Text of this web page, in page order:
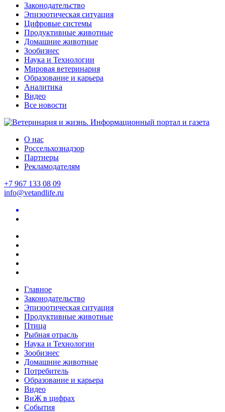
Законодательство
Эпизоотическая ситуация
Цифровые системы
Продуктивные животные
Домашние животные
Зообизнес
Наука и Технологии
Мировая ветеринария
Образование и карьера
Аналитика
Видео
Все новости
О нас
Россельхознадзор
Партнеры
Рекламодателям
+7 967 133 08 09
info@vetandlife.ru
Главное
Законодательство
Эпизоотическая ситуация
Продуктивные животные
Птица
Рыбная отрасль
Наука и Технологии
Зообизнес
Домашние животные
Потребитель
Образование и карьера
Видео
ВиЖ в цифрах
События